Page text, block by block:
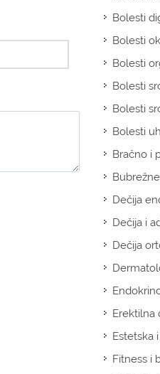
Bolesti
Bolesti
Bolesti
Bolesti
Bolesti
Bolesti
Bračno i
Dečija
Dečija i
Dečija
Erektilna
Estetska
Fitness i